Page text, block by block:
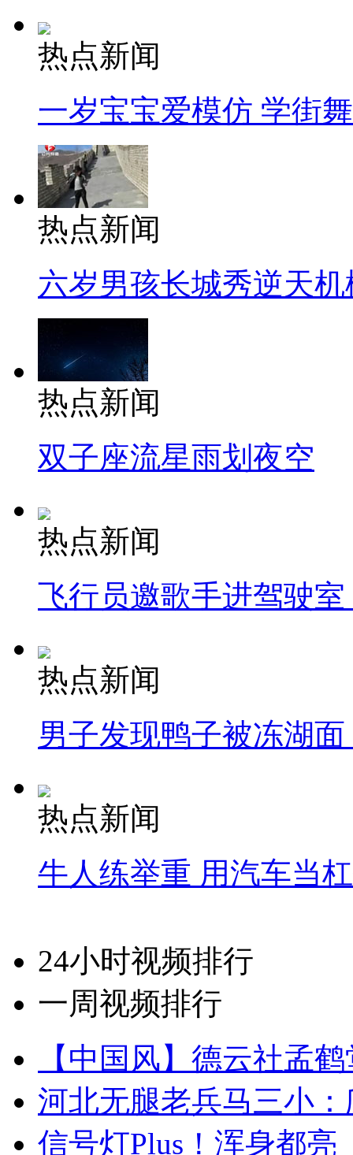
热点新闻
一岁宝宝爱模仿 学街
热点新闻
六岁男孩长城秀逆天机
热点新闻
双子座流星雨划夜空
热点新闻
飞行员邀歌手进驾驶
热点新闻
男子发现鸭子被冻湖
热点新闻
牛人练举重 用汽车当
24小时视频排行
一周视频排行
【中国风】德云社孟
河北无腿老兵马三小
信号灯Plus！浑身都亮